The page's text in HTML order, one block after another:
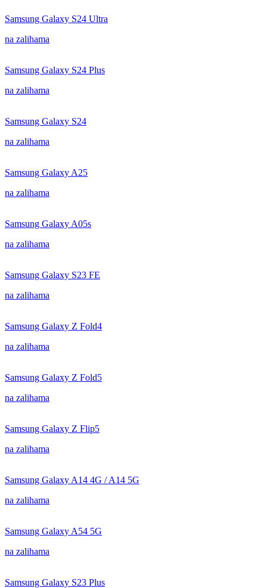
Samsung Galaxy S24 Ultra
na zalihama
Samsung Galaxy S24 Plus
na zalihama
Samsung Galaxy S24
na zalihama
Samsung Galaxy A25
na zalihama
Samsung Galaxy A05s
na zalihama
Samsung Galaxy S23 FE
na zalihama
Samsung Galaxy Z Fold4
na zalihama
Samsung Galaxy Z Fold5
na zalihama
Samsung Galaxy Z Flip5
na zalihama
Samsung Galaxy A14 4G / A14 5G
na zalihama
Samsung Galaxy A54 5G
na zalihama
Samsung Galaxy S23 Plus